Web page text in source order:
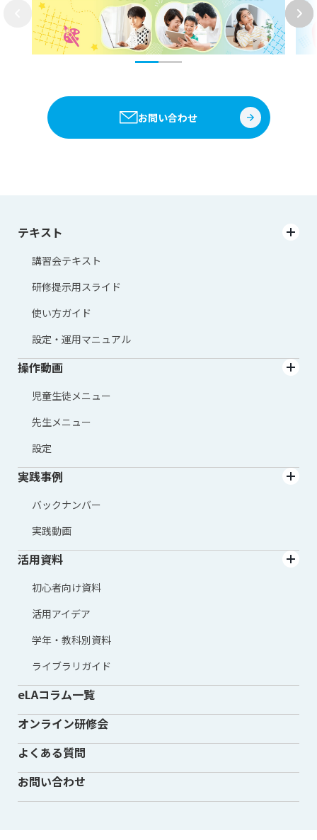
お問い合わせ
テキスト
講習会テキスト
研修提示用スライド
使い方ガイド
設定・運用マニュアル
操作動画
児童生徒メニュー
先生メニュー
設定
実践事例
バックナンバー
実践動画
活用資料
初心者向け資料
活用アイデア
学年・教科別資料
ライブラリガイド
eLAコラム一覧
オンライン研修会
よくある質問
お問い合わせ